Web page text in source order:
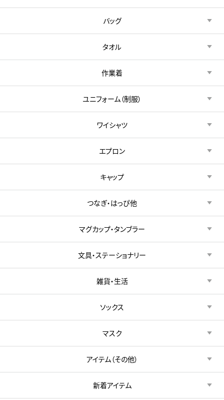
バッグ
タオル
作業着
ユニフォーム（制服）
ワイシャツ
エプロン
キャップ
つなぎ・はっぴ他
マグカップ・タンブラー
文具・ステーショナリー
雑貨・生活
ソックス
マスク
アイテム（その他）
新着アイテム